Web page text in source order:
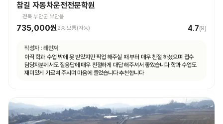
참길 자동차운전전문학원
전북 부안군 부안읍
735,000원2종 보통(자동) 4.7(9)
작성자 : 레인져
아직 학과 수업 밖에 못 받았지만 픽업 해주실 때 부터 매우 친절 하셨으며 접수
담당자분께서도 질응답에 매우 친절하게 대답 해주셔서 좋았습니다 학과 수업도
재미있게 가르쳐 주시며 마음에 들었습니다 추천합니다